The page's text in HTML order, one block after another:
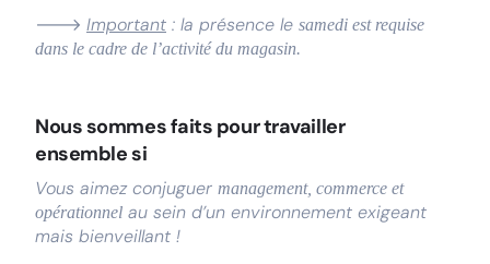
🡒 Important : la présence le samedi est requise
dans le cadre de l’activité du magasin.
Nous sommes faits pour travailler
ensemble si
Vous aimez conjuguer management, commerce et
opérationnel au sein d’un environnement exigeant
mais bienveillant !